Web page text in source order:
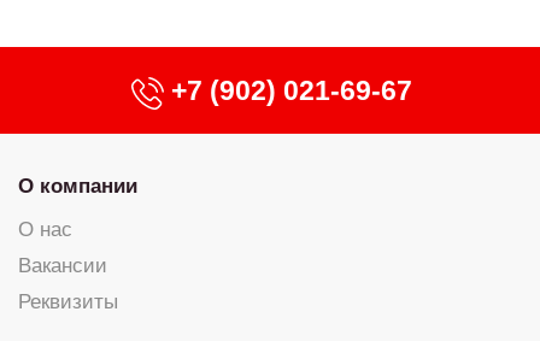
+7 (902) 021-69-67
О компании
О нас
Вакансии
Реквизиты